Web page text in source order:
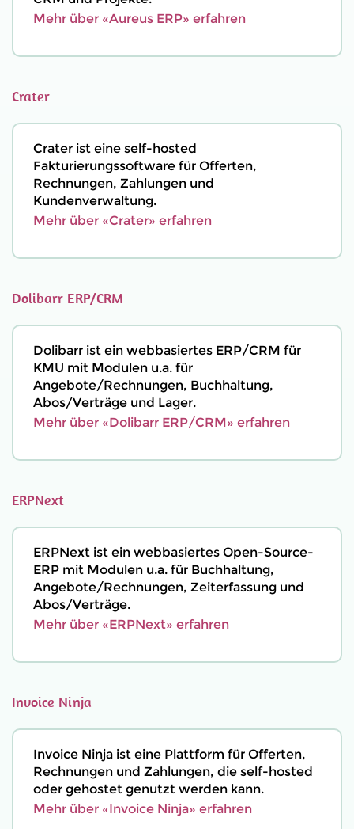
Mehr über «Aureus ERP» erfahren
Crater
Crater ist eine self-hosted
Fakturierungssoftware für Offerten,
Rechnungen, Zahlungen und
Kundenverwaltung.
Mehr über «Crater» erfahren
Dolibarr ERP/CRM
Dolibarr ist ein webbasiertes ERP/CRM für
KMU mit Modulen u.a. für
Angebote/Rechnungen, Buchhaltung,
Abos/Verträge und Lager.
Mehr über «Dolibarr ERP/CRM» erfahren
ERPNext
ERPNext ist ein webbasiertes Open-Source-
ERP mit Modulen u.a. für Buchhaltung,
Angebote/Rechnungen, Zeiterfassung und
Abos/Verträge.
Mehr über «ERPNext» erfahren
Invoice Ninja
Invoice Ninja ist eine Plattform für Offerten,
Rechnungen und Zahlungen, die self-hosted
oder gehostet genutzt werden kann.
Mehr über «Invoice Ninja» erfahren